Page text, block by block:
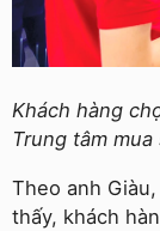
Khách hàng
Trung tâm
Theo anh
thấy, khách